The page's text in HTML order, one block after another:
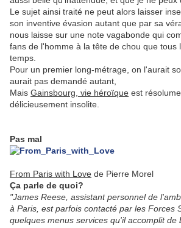
Le sujet ainsi traité ne peut alors laisser
son inventive évasion autant que par sa
nous laisse sur une note vagabonde qui
fans de l'homme à la tête de chou que tous
temps.
Pour un premier long-métrage, on l'aurait
aurait pas demandé autant,
Mais Gainsbourg, vie héroïque est
délicieusement insolite.
Pas mal
From Paris with Love de Pierre Morel
Ça parle de quoi?
"James Reese, assistant personnel de
à Paris, est parfois contacté par les Forces
quelques menus services qu'il accomplit